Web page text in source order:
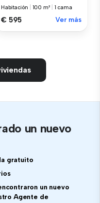
Habitación 100 m² 1 cama
€ 595 Ver más
un nuevo
gratuito
un nuevo
Agente de